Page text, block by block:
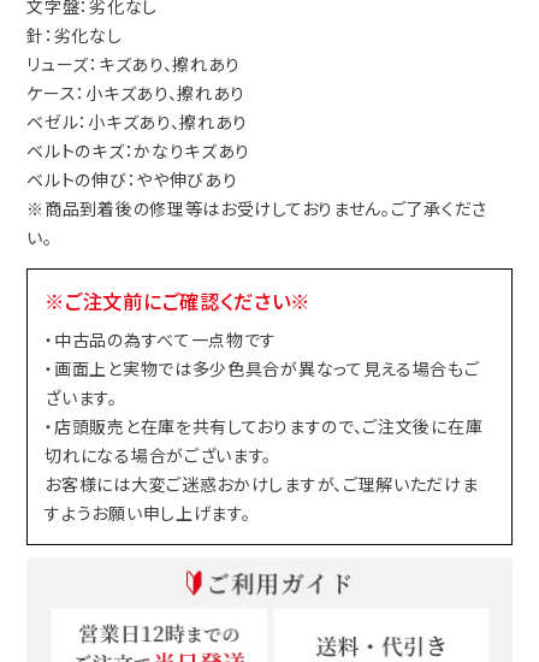
文字盤：劣化なし
針：劣化なし
リューズ：キズあり、擦れあり
ケース：小キズあり、擦れあり
ベゼル：小キズあり、擦れあり
ベルトのキズ：かなりキズあり
ベルトの伸び：やや伸びあり
※商品到着後の修理等はお受けしておりません。ご了承くださ
い。
※ご注文前にご確認ください※
・中古品の為すべて一点物です
・画面上と実物では多少色具合が異なって見える場合もご
ざいます。
・店頭販売と在庫を共有しておりますので、ご注文後に在庫
切れになる場合がございます。
お客様には大変ご迷惑おかけしますが、ご理解いただけま
すようお願い申し上げます。